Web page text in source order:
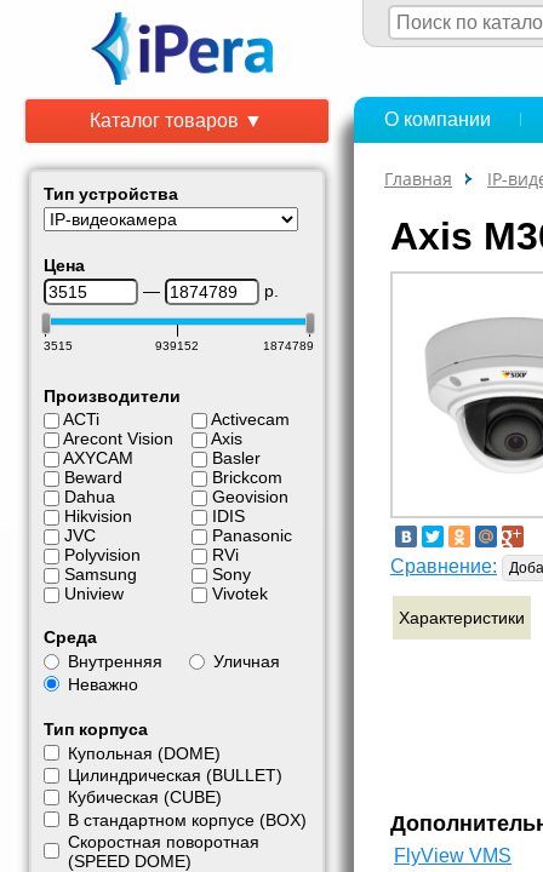
Каталог товаров ▼
Тип устройства
Цена
—
р.
3515 939152 1874789
Производители
ACTi
Arecont Vision
AXYCAM
Beward
Dahua
Hikvision
JVC
Polyvision
Samsung
Uniview
Activecam
Axis
Basler
Brickcom
Geovision
IDIS
Panasonic
RVi
Sony
Vivotek
Среда
Внутренняя
Уличная
Неважно
Тип корпуса
Купольная (DOME)
Цилиндрическая (BULLET)
Кубическая (CUBE)
В стандартном корпусе (BOX)
Скоростная поворотная
(SPEED DOME)
О компании
Главная IP-
Axis
Сравнение:
Характеристики
FlyView VMS